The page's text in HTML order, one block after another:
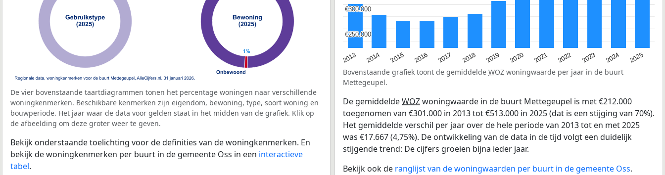
De vier bovenstaande taartdiagrammen tonen het percentage woningen naar verschillende
woningkenmerken. Beschikbare kenmerken zijn eigendom, bewoning, type, soort woning en
bouwperiode. Het jaar waar de data voor gelden staat in het midden van de grafiek. Klik op
de afbeelding om deze groter weer te geven.
Bekijk onderstaande toelichting voor de definities van de woningkenmerken. En
bekijk de woningkenmerken per buurt in de gemeente Oss in een interactieve
tabel.
2013 2014 2015 2016 2017 2018 2019 2020 2021 2022 2023 2024 2025
€250.000
€250.000
€300.000
€300.000
Bovenstaande grafiek toont de gemiddelde WOZ woningwaarde per jaar in de buurt
Mettegeupel.
De gemiddeldeWOZwoningwaarde in de buurt Mettegeupel is met €212.000
toegenomen van €301.000 in 2013 tot €513.000 in 2025 (dat is een stijging van 70%).
Het gemiddelde verschil per jaar over de hele periode van 2013 tot en met 2025
was €17.667 (4,75%). De ontwikkeling van de data in de tijd volgt een duidelijk
stijgende trend: De cijfers groeien bijna ieder jaar.
Bekijk ook de ranglijst van de woningwaarden per buurt in de gemeente Oss.